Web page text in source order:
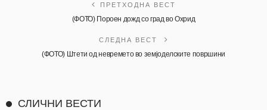
ПРЕТХОДНА ВЕСТ
(ФОТО) Пороен дожд со град во Охрид
СЛЕДНА ВЕСТ
(ФОТО) Штети од невремето во земјоделските површини
СЛИЧНИ ВЕСТИ